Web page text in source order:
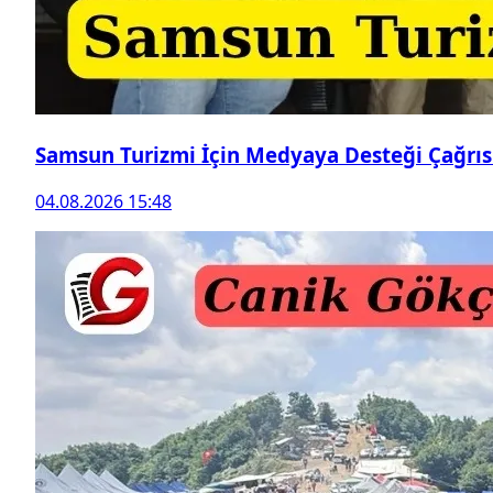
Samsun Turizmi İçin Medyaya Desteği
04.08.2026 15:48